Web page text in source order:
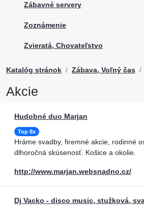
Zábavné servery
Zoznámenie
Zvieratá, Chovateľstvo
Katalóg stránok Zábava, Voľný čas
Akcie
Hudobné duo Marjan
Top 8x
Hráme svadby, firemné akcie, rodinné
dlhoročná skúsenosť. Košice a okolie.
http://www.marjan.websnadno.cz/
Dj Vacko - disco music, stužková,